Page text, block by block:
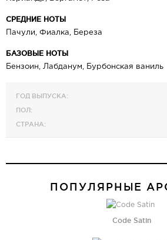
СРЕДНИЕ НОТЫ
Пачули, Фиалка, Береза
БАЗОВЫЕ НОТЫ
Бензоин, Лабданум, Бурбонская ваниль
ГОД ВЫПУСКА:
ПОЛ:
СТРАНА:
ПОПУЛЯРНЫЕ
Code Satin